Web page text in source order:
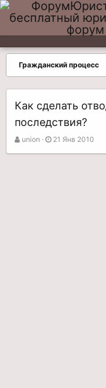
Гражданский процесс
Как сделать
последствия?
А
union
Д
21 Янв 2010